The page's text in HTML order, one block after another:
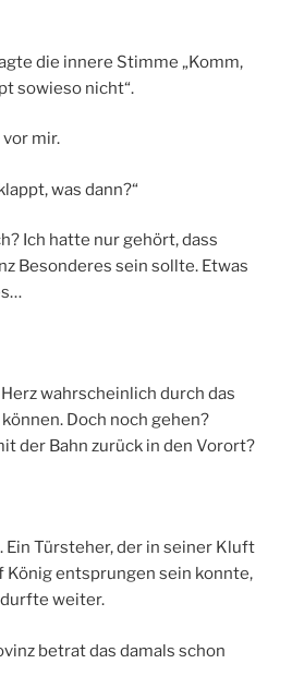
die innere Stimme „Komm,
sowieso nicht“.
mir.
was dann?“
Ich hatte nur gehört, dass
Besonderes sein sollte. Etwas
wahrscheinlich durch das
Doch noch gehen?
der Bahn zurück in den Vorort?
Ein Türsteher, der in seiner Kluft
König entsprungen sein konnte,
weiter.
betrat das damals schon